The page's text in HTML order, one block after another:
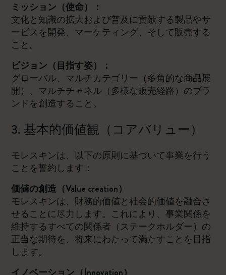
ミッション（使命）：
文化と知識の拡大および普及に貢献する製品やサ
ービスを開発、マーケティング、そして販売する
こと。
ビジョン（目指す姿）：
グローバル、マルチカテゴリー（多角的な商品展
開）、マルチチャネル（多様な販売経路）のブラ
ンドを創造すること。
3. 基本的価値観（コアバリュー）
モレスキンは、以下の原則に基づいて事業を行う
ことを誓約します：
価値の創造（Value creation）
モレスキンは、財務的価値と社会的価値を融合さ
せることに尽力します。これにより、事業関係を
維持するすべての関係者（ステークホルダー）の
正当な期待を、将来にわたって満たすことを目指
します。